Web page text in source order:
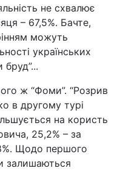
не схвалює
– 67,5%. Бачте,
можуть
українських
ж “Фоми”. “Розрив
в другому турі
на користь
25,2% – за
Щодо першого
залишаються